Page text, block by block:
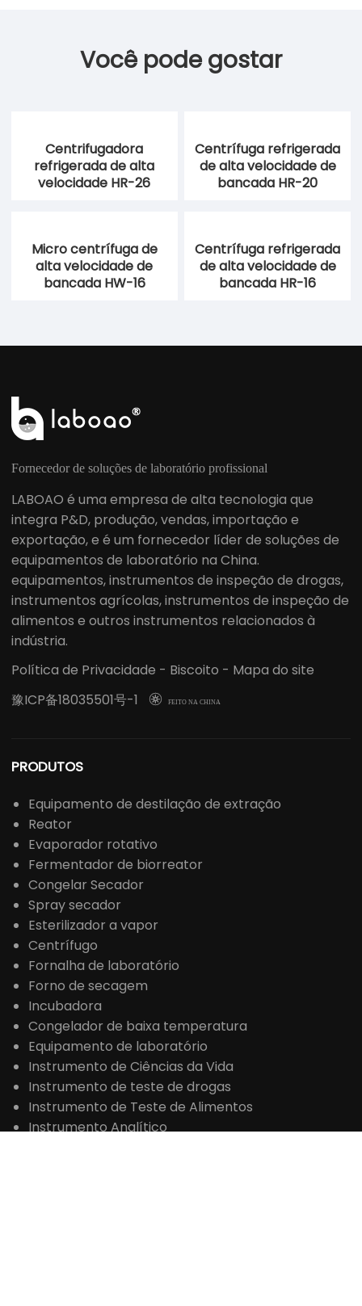
Você pode gostar
Centrifugadora
refrigerada de alta
velocidade HR-26
Centrífuga refrigerada
de alta velocidade de
bancada HR-20
Micro centrífuga de
alta velocidade de
bancada HW-16
Centrífuga refrigerada
de alta velocidade de
bancada HR-16
Fornecedor de soluções de laboratório profissional
LABOAO é uma empresa de alta tecnologia que
integra P&D, produção, vendas, importação e
exportação, e é um fornecedor líder de soluções de
equipamentos de laboratório na China.
equipamentos, instrumentos de inspeção de drogas,
instrumentos agrícolas, instrumentos de inspeção de
alimentos e outros instrumentos relacionados à
indústria.
Política de Privacidade - Biscoito - Mapa do site
豫ICP备18035501号-1
 FEITO NA CHINA
PRODUTOS
Equipamento de destilação de extração
Reator
Evaporador rotativo
Fermentador de biorreator
Congelar Secador
Spray secador
Esterilizador a vapor
Centrífugo
Fornalha de laboratório
Forno de secagem
Incubadora
Congelador de baixa temperatura
Equipamento de laboratório
Instrumento de Ciências da Vida
Instrumento de teste de drogas
Instrumento de Teste de Alimentos
Instrumento Analítico